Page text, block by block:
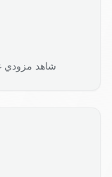
شاهد مزودي